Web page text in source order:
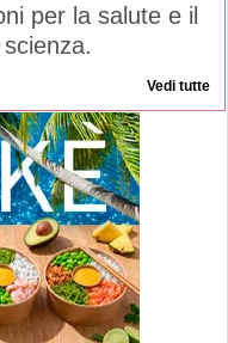
per la salute e il
Vedi tutte